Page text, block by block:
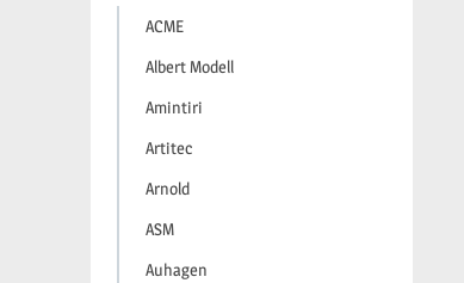
ACME
Albert Modell
Amintiri
Artitec
Arnold
ASM
Auhagen